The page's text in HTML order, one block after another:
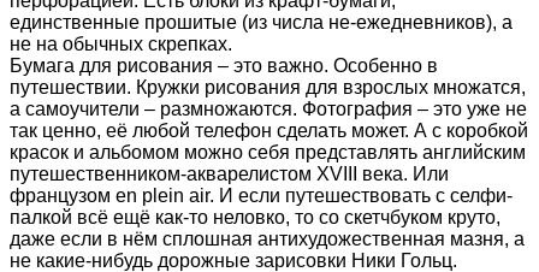
единственные прошитые (из числа не-ежедневников), а
не на обычных скрепках.
Бумага для рисования – это важно. Особенно в
путешествии. Кружки рисования для взрослых множатся,
а самоучители – размножаются. Фотография – это уже не
так ценно, её любой телефон сделать может. А с коробкой
красок и альбомом можно себя представлять английским
путешественником-акварелистом XVIII века. Или
французом en plein air. И если путешествовать с селфи-
палкой всё ещё как-то неловко, то со скетчбуком круто,
даже если в нём сплошная антихудожественная мазня, а
не какие-нибудь дорожные зарисовки Ники Гольц.